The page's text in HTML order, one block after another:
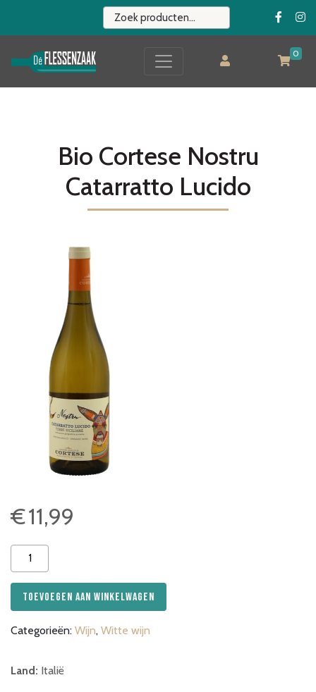
0
Bio Cortese Nostru
Catarratto Lucido
€11,99
Cortese
Nostru
Catarratto
aantal
Toevoegen aan winkelwagen
Categorieën: Wijn, Witte wijn
Land: Italië